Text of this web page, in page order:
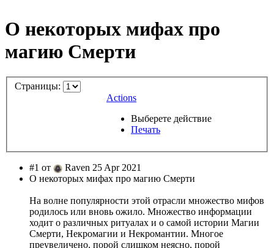
О некотoрых мифах про
магию Смерти
Страницы:
Actions
Выберете действие
Печать
#1 от
Raven 25 Apr 2021
О некотoрых мифах про магию Смерти
На волне популярности этой отрасли множество мифов
родилось или вновь ожило. Множество информации
ходит о различных ритуалах и о самой истории Магии
Смерти, Некромагии и Некромантии. Многое
преувеличено, порой слишком неясно, порой